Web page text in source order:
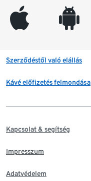
appleinc android
Szerződéstől való elállás
Kávé előfizetés felmondása
Kapcsolat & segítség
Impresszum
Adatvédelem